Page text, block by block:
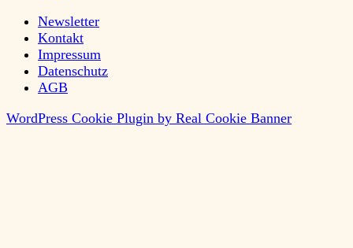
Newsletter
Kontakt
Impressum
Datenschutz
AGB
WordPress Cookie Plugin by Real Cookie Banner